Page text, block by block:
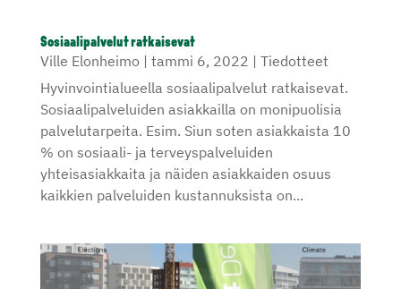
Sosiaalipalvelut ratkaisevat
Ville Elonheimo| tammi 6, 2022 | Tiedotteet
Hyvinvointialueella sosiaalipalvelut ratkaisevat.
Sosiaalipalveluiden asiakkailla on monipuolisia
palvelutarpeita. Esim. Siun soten asiakkaista 10
% on sosiaali- ja terveyspalveluiden
yhteisasiakkaita ja näiden asiakkaiden osuus
kaikkien palveluiden kustannuksista on...